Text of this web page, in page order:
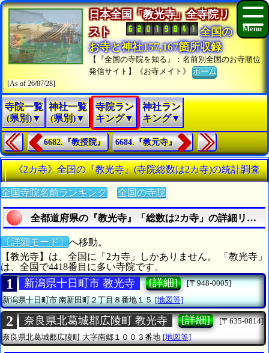
日本全国「教光寺」全寺院リ
スト
全国の
お寺と神社157,167箇所収録
【『全国の寺院を知る』：名前別全国のお寺順位
発信サイト】《お寺メイト》ホーム
[As of 26/07/28]
寺院一覧
(県別)▼
神社一覧
(県別)▼
寺院ラン
キング▼
神社ラン
キング▼
6682.『教授院』 6684.『教元寺』
《2カ寺》全国の『教光寺』(寺院総数は2カ寺)の統計調査
全国寺院名前ランキング 全国の寺院
全都道府県の『教光寺』「総数は2カ寺」の詳細リスト
〔詳細モード〕 へ移動。
【教光寺】は、全国に「2カ寺」しかありません。 「教光寺」
は、全国で4418番目に多い寺院です。
1 新潟県十日町市 教光寺 [詳細]
[〒948-0005]
新潟県十日町市南新田町２丁目８番地１５ [地図等]
2 奈良県北葛城郡広陵町 教光寺 [詳細]
[〒635-0814]
奈良県北葛城郡広陵町 大字南郷１００３番地 [地図等]